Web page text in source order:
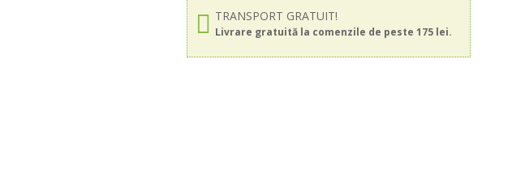
TRANSPORT GRATUIT!
Livrare gratuită la comenzile de peste 175 lei.